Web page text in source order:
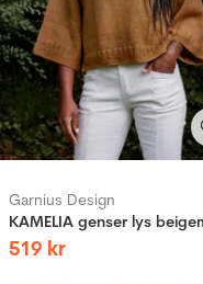
Garnius Design
519 kr